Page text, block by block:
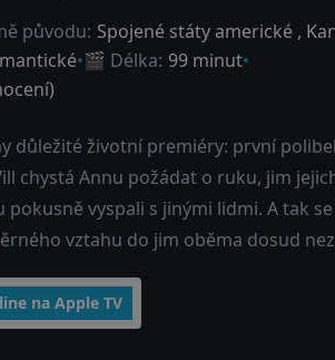
původu: Spojené státy americké ,
🎬 Délka: 99 minut
důležité životní premiéry: první
chystá Annu požádat o ruku, jim
vyspali s jinými lidmi. A tak
vztahu do jim oběma dosud
na Apple TV